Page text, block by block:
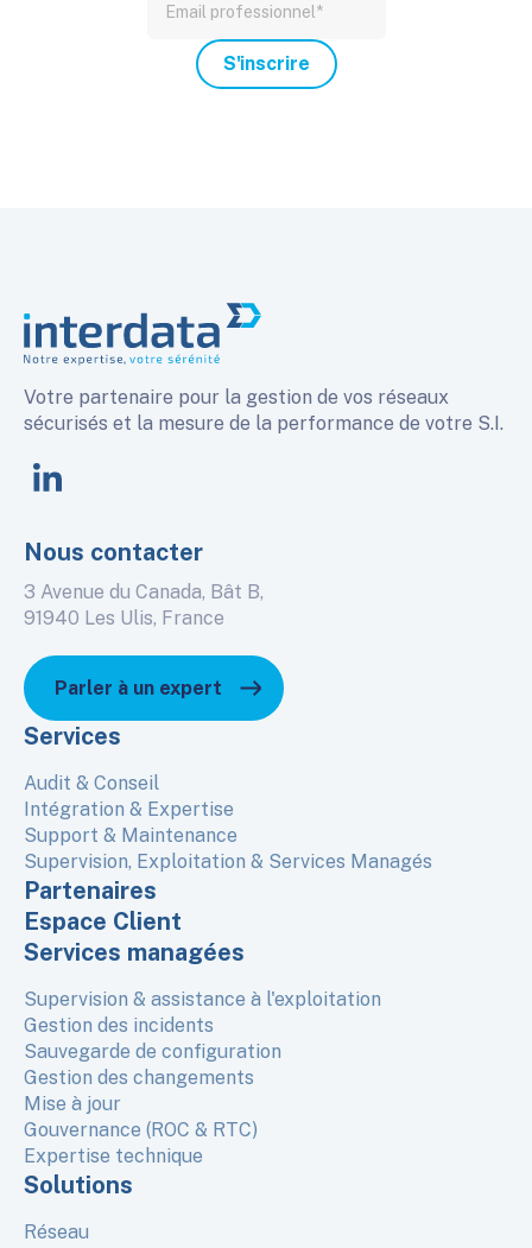
Votre partenaire pour la gestion de vos réseaux
sécurisés et la mesure de la performance de votre S.I.
linkedin
Nous contacter
3 Avenue du Canada, Bât B,
91940 Les Ulis, France
Parler à un expert
Services
Audit & Conseil
Intégration & Expertise
Support & Maintenance
Supervision, Exploitation & Services Managés
Partenaires
Espace Client
Services managées
Supervision & assistance à l'exploitation
Gestion des incidents
Sauvegarde de configuration
Gestion des changements
Mise à jour
Gouvernance (ROC & RTC)
Expertise technique
Solutions
Réseau